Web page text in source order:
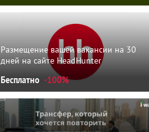
Размещение вашей вакансии на 30
дней на сайте HeadHunter
Бесплатно -100%